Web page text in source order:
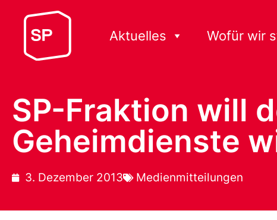
Aktuelles Wofür wir
SP-Fraktion will
Geheimdienste
3. Dezember 2013 Medienmitteilungen